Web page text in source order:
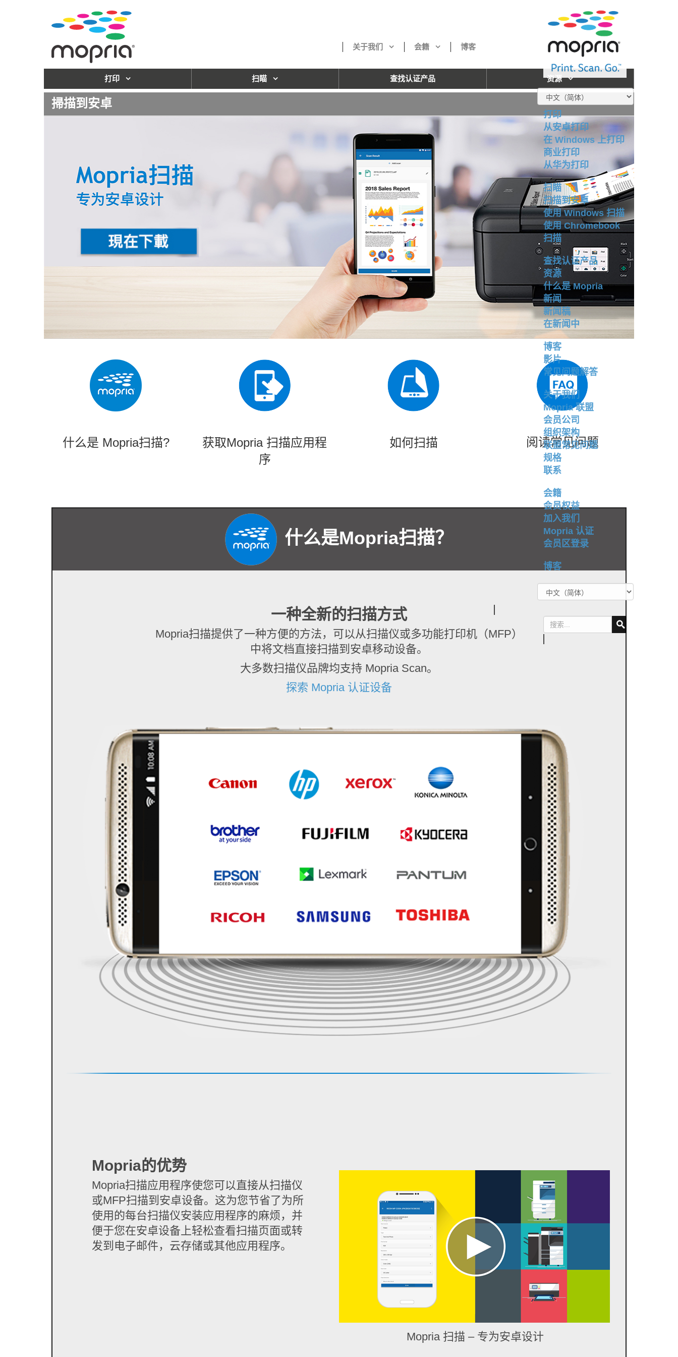
关于我们 会籍 博客
打印
从安卓打印
在 Windows 上打印
商业打印
从华为打印
扫瞄
扫描到安卓
使用 Windows 扫描
使用 Chromebook
扫描
查找认证产品
资源
什么是 Mopria
新闻
新闻稿
在新闻中
博客
影片
常见问题解答
关于我们
Mopria 联盟
会员公司
组织架构
联盟常见问题
规格
联系
会籍
会员权益
加入我们
Mopria 认证
会员区登录
博客
打印 扫瞄 查找认证产品 资源
掃描到安卓
什么是 Mopria扫描?
获取Mopria 扫描应用程
序
如何扫描 阅读常见问题
什么是Mopria扫描？
一种全新的扫描方式
Mopria扫描提供了一种方便的方法，可以从扫描仪或多功能打印机（MFP）
中将文档直接扫描到安卓移动设备。
大多数扫描仪品牌均支持 Mopria Scan。
探索 Mopria 认证设备
Mopria的优势
Mopria扫描应用程序使您可以直接从扫描仪
或MFP扫描到安卓设备。这为您节省了为所
使用的每台扫描仪安装应用程序的麻烦，并
便于您在安卓设备上轻松查看扫描页面或转
发到电子邮件，云存储或其他应用程序。
Mopria 扫描 – 专为安卓设计